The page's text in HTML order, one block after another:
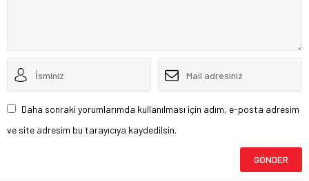
Daha sonraki yorumlarımda kullanılması için adım, e-posta adresim
ve site adresim bu tarayıcıya kaydedilsin.